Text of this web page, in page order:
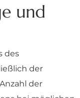
und
des
der
der